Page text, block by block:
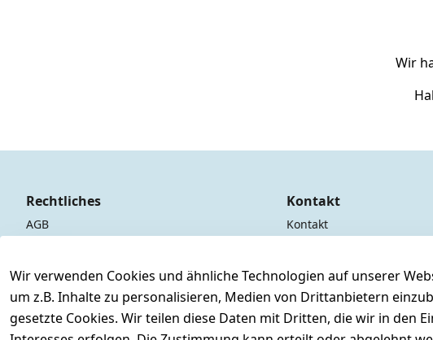
Wir
Wir verwenden Cookies und ähnliche Technologien auf unserer
um z.B. Inhalte zu personalisieren, Medien von Drittanbietern
gesetzte Cookies. Wir teilen diese Daten mit Dritten, die wir in
Rechtliches
AGB
Datenschutzerklärung
Widerrufsrecht
Kontakt
Kontakt